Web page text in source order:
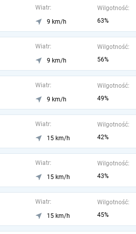
Wiatr:
9 km/h
Wilgotność:
63%
Wiatr:
9 km/h
Wilgotność:
56%
Wiatr:
9 km/h
Wilgotność:
49%
Wiatr:
15 km/h
Wilgotność:
42%
Wiatr:
15 km/h
Wilgotność:
43%
Wiatr:
15 km/h
Wilgotność:
45%